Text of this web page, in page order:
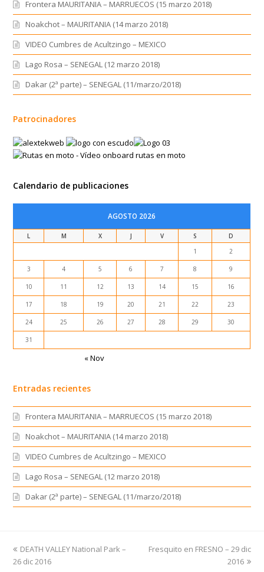
Frontera MAURITANIA – MARRUECOS (15 marzo 2018)
Noakchot – MAURITANIA (14 marzo 2018)
VIDEO Cumbres de Acultzingo – MEXICO
Lago Rosa – SENEGAL (12 marzo 2018)
Dakar (2ª parte) – SENEGAL (11/marzo/2018)
Patrocinadores
Calendario de publicaciones
AGOSTO 2026
L M X J V S
D
1
2
3 4 5 6 7 8 9
10 11 12 13 14 15 16
17 18 19 20 21 22 23
24 25 26 27 28 29 30
31
« Nov
Entradas recientes
Frontera MAURITANIA – MARRUECOS (15 marzo 2018)
Noakchot – MAURITANIA (14 marzo 2018)
VIDEO Cumbres de Acultzingo – MEXICO
Lago Rosa – SENEGAL (12 marzo 2018)
Dakar (2ª parte) – SENEGAL (11/marzo/2018)
previous
post:
DEATH VALLEY National Park –
26 dic 2016
next
Fresquito en FRESNO – 29 dic
2016